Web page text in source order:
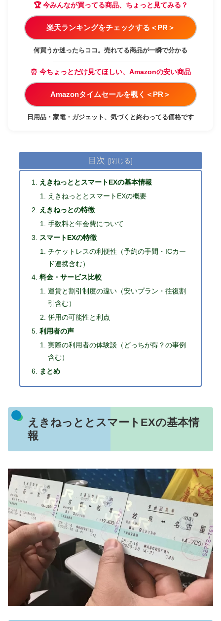
🏆 今みんなが買ってる商品、ちょっと見てみる？
楽天ランキングをチェックする＜PR＞
何買うか迷ったらココ。売れてる商品が一瞬で分かる
⏰ 今ちょっとだけ見てほしい、Amazonの安い商品
Amazonタイムセールを覗く＜PR＞
日用品・家電・ガジェット、気づくと終わってる価格です
目次
えきねっととスマートEXの基本情報
えきねっととスマートEXの概要
えきねっとの特徴
手数料と年会費について
スマートEXの特徴
チケットレスの利便性（予約の手間・ICカー
ド連携含む）
料金・サービス比較
運賃と割引制度の違い（安いプラン・往復割
引含む）
併用の可能性と利点
利用者の声
実際の利用者の体験談（どっちが得？の事例
含む）
まとめ
えきねっととスマートEXの基本情
報